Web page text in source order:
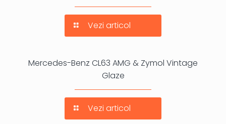
Vezi articol
Mercedes-Benz CL63 AMG & Zymol Vintage
Glaze
Vezi articol